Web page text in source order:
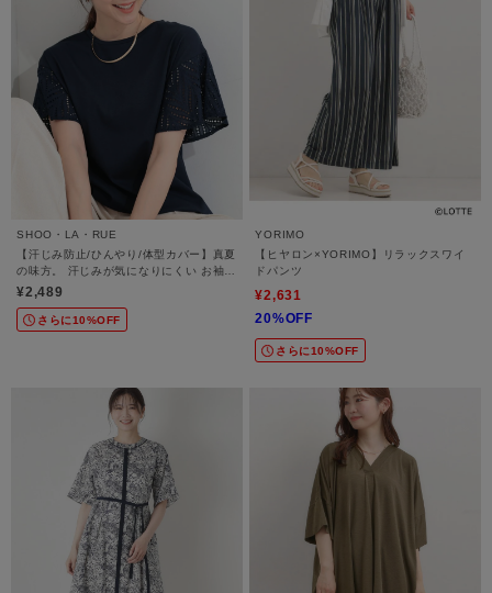
SHOO・LA・RUE
【汗じみ防止/ひんやり/体型カバー】真夏
の味方。 汗じみが気になりにくい お袖レ
ースフレアTシャツ
¥2,489
さらに10%OFF
YORIMO
【ヒヤロン×YORIMO】リラックスワイ
ドパンツ
¥2,631
20%OFF
さらに10%OFF